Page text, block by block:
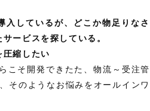
しているが、どこか物足りなさ
ービスを探している。
縮したい
こそ開発できたた、物流～受注管
そのようなお悩みをオールインワ